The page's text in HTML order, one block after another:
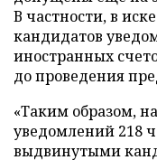
В частности, в
кандидатов
иностранных
до проведения
«Таким образом,
уведомлений 218
выдвинутыми